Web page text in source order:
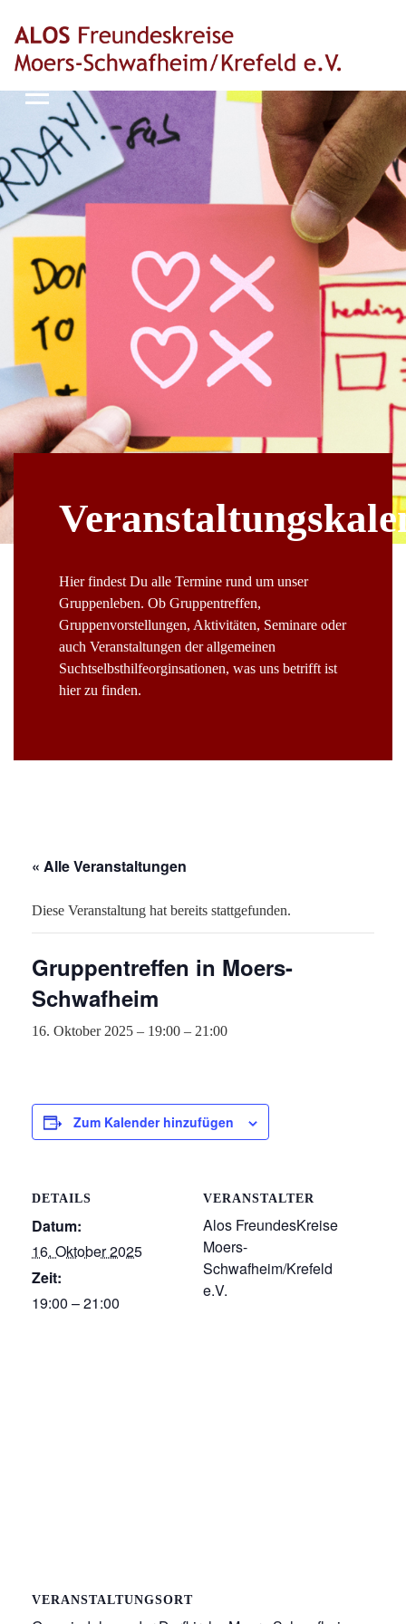
Hier findest Du alle Termine rund um unser
Gruppenleben. Ob Gruppentreffen,
Gruppenvorstellungen, Aktivitäten, Seminare oder
auch Veranstaltungen der allgemeinen
Suchtselbsthilfeorginsationen, was uns betrifft ist
hier zu finden.
« Alle Veranstaltungen
Diese Veranstaltung hat bereits stattgefunden.
Gruppentreffen in Moers-
Schwafheim
16. Oktober 2025 – 19:00 – 21:00
Zum Kalender hinzufügen
DETAILS
Datum:
16. Oktober 2025
Zeit:
19:00 – 21:00
VERANSTALTER
Alos FreundesKreise
Moers-
Schwafheim/Krefeld
e.V.
VERANSTALTUNGSORT